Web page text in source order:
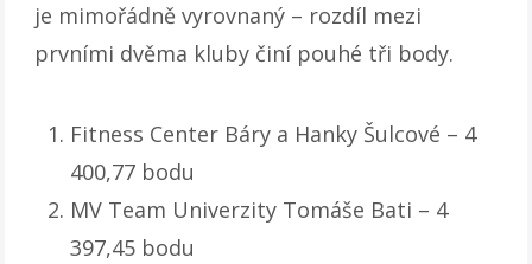
je mimořádně vyrovnaný – rozdíl mezi
prvními dvěma kluby činí pouhé tři body.
Fitness Center Báry a Hanky Šulcové – 4
400,77 bodu
MV Team Univerzity Tomáše Bati – 4
397,45 bodu